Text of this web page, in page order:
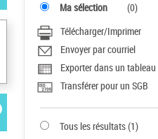
Ma sélection (0)
Télécharger/Imprimer
Envoyer par courriel
Exporter dans un tableau
Transférer pour un SGB
Tous les résultats(1)